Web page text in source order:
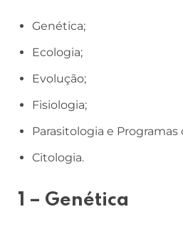
Genética;
Ecologia;
Evolução;
Fisiologia;
Parasitologia e Programas
Citologia.
1 – Genética